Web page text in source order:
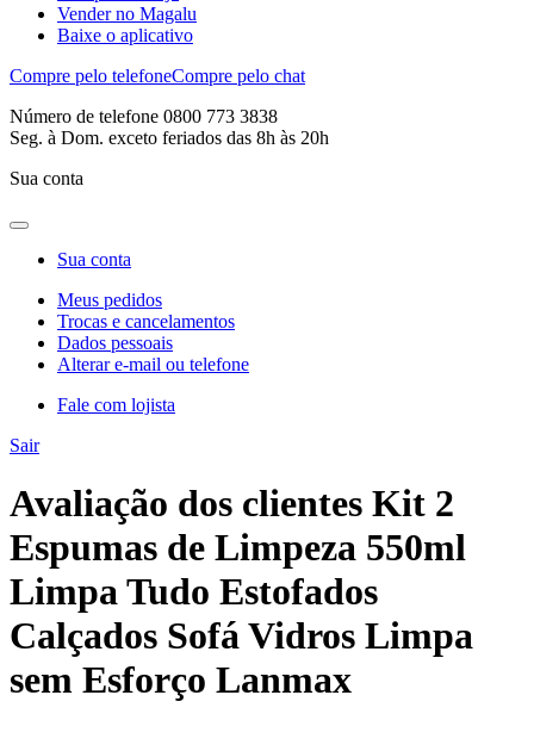
Vender no Magalu
Baixe o aplicativo
Compre pelo telefoneCompre pelo chat
Número de telefone 0800 773 3838
Seg. à Dom. exceto feriados das 8h às 20h
Sua conta
Sua conta
Meus pedidos
Trocas e cancelamentos
Dados pessoais
Alterar e-mail ou telefone
Fale com lojista
Sair
Avaliação dos clientes Kit 2
Espumas de Limpeza 550ml
Limpa Tudo Estofados
Calçados Sofá Vidros Limpa
sem Esforço Lanmax